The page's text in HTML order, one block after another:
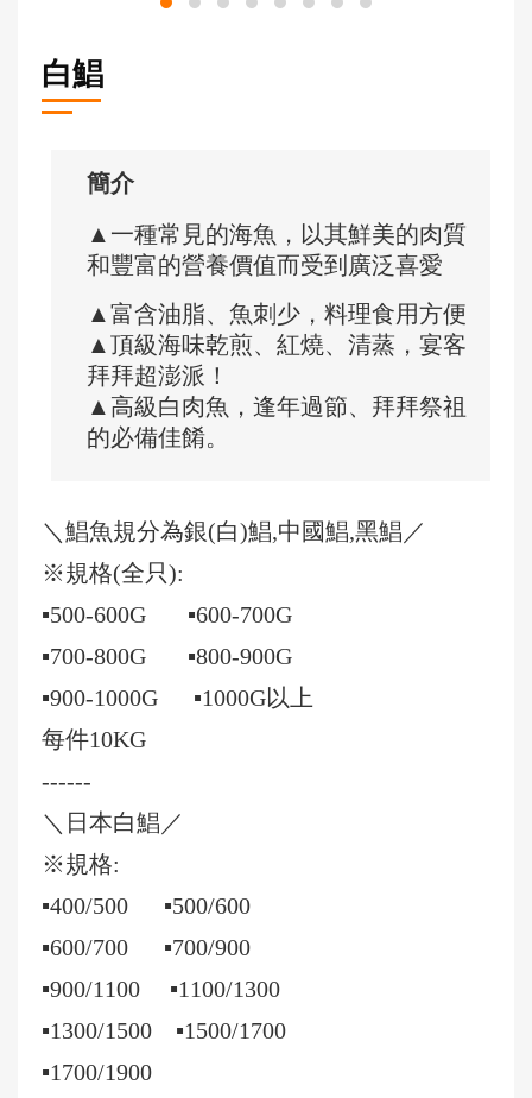
白鯧
簡介
▲一種常見的海魚，以其鮮美的肉質
和豐富的營養價值而受到廣泛喜愛
▲富含油脂、魚刺少，料理食用方便
▲頂級海味乾煎、紅燒、清蒸，宴客
拜拜超澎派！
▲高級白肉魚，逢年過節、拜拜祭祖
的必備佳餚。
＼鯧魚規分為銀(白)鯧,中國鯧,黑鯧／
※規格(全只):
▪️500-600G ▪️600-700G
▪️700-800G ▪️800-900G
▪️900-1000G ▪️1000G以上
每件10KG
------
＼日本白鯧／
※規格:
▪️400/500 ▪️500/600
▪️600/700 ▪️700/900
▪️900/1100 ▪️1100/1300
▪️1300/1500 ▪️1500/1700
▪️1700/1900